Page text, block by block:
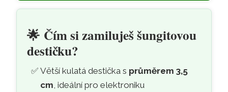
Šungitová ochranná
🌟 Čím si zamiluješ šungitovou
destičku?
Větší kulatá destička s průměrem 3,5
cm , ideální pro elektroniku